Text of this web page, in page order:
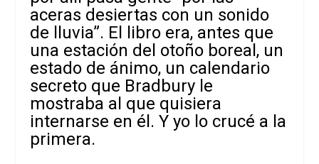
aceras desiertas con un sonido
de lluvia”. El libro era, antes que
una estación del otoño boreal, un
estado de ánimo, un calendario
secreto que Bradbury le
mostraba al que quisiera
internarse en él. Y yo lo crucé a la
primera.